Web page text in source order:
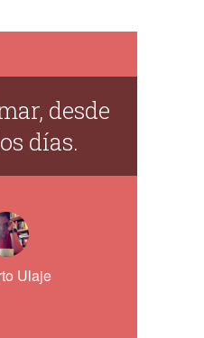
desde
días.
Ulaje